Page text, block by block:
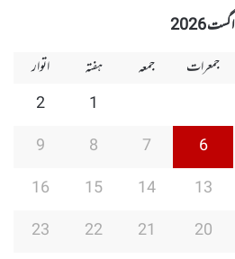
اگست 2026
جمعرات جمعہ ہفتہ
اتوار
1
2
6
7
8
9
13
14
15
16
20
21
22
23